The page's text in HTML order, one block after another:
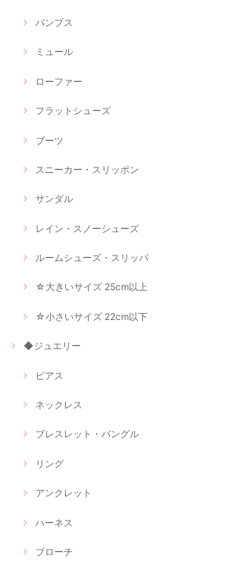
パンプス
ミュール
ローファー
フラットシューズ
ブーツ
スニーカー・スリッポン
サンダル
レイン・スノーシューズ
ルームシューズ・スリッパ
☆大きいサイズ 25cm以上
☆小さいサイズ 22cm以下
◆ジュエリー
ピアス
ネックレス
ブレスレット・バングル
リング
アンクレット
ハーネス
ブローチ